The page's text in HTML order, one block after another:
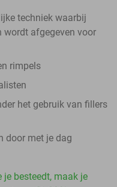
techniek waarbij
wordt afgegeven voor
rimpels
het gebruik van fillers
door met je dag
besteedt, maak je